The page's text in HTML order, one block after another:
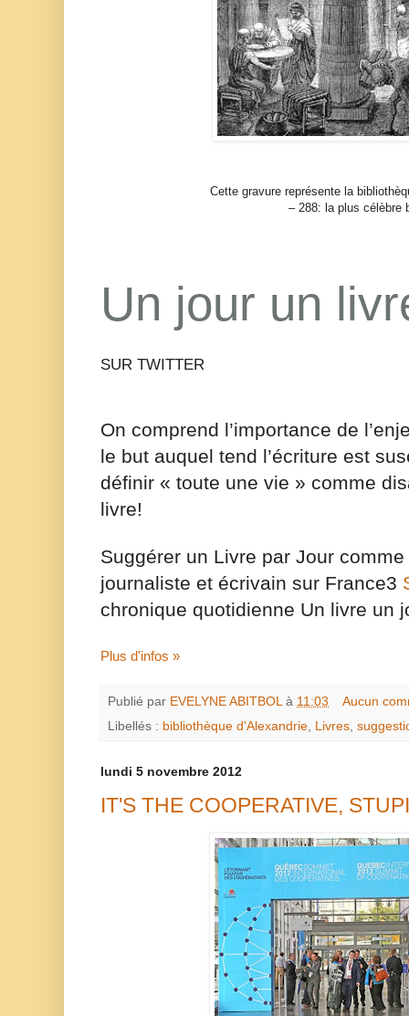
Cette gravure représente la bibliothè
–288: la plus cé lèbre
Un jour un
SUR TWITTER
On comprend l’importance de
le but auquel tend l’écriture est
définir « toute une vie » comme
livre!
Suggérer un Livre par Jour
journaliste et écrivain sur France3
chronique quotidienne Un livre un
Plus d'infos »
Publié par EVELYNE ABITBOL à 11:03
Aucun
Libellés : bibliothèque d'Alexandrie Livres
lundi 5 novembre 2012
IT'S THE COOPERATIVE,